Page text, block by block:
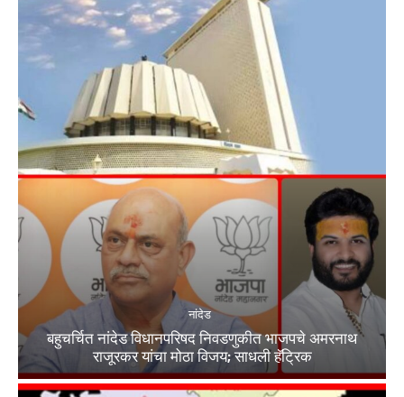
नांदेड
बहुचर्चित नांदेड विधानपरिषद निवडणुकीत भाजपचे अमरनाथ
राजूरकर यांचा मोठा विजय; साधली हॅट्रिक